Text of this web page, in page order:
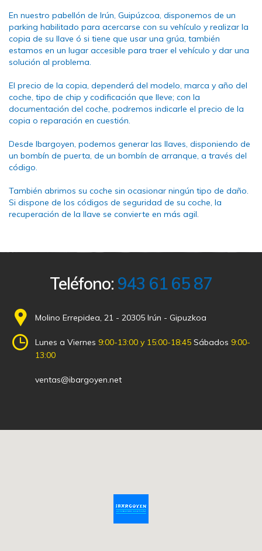
En nuestro pabellón de Irún, Guipúzcoa, disponemos de un
parking habilitado para acercarse con su vehículo y realizar la
copia de su llave ó si tiene que usar una grúa, también
estamos en un lugar accesible para traer el vehículo y dar una
solución al problema.
El precio de la copia, dependerá del modelo, marca y año del
coche, tipo de chip y codificación que lleve; con la
documentación del coche, podremos indicarle el precio de la
copia o reparación en cuestión.
Desde Ibargoyen, podemos generar las llaves, disponiendo de
un bombín de puerta, de un bombín de arranque, a través del
código.
También abrimos su coche sin ocasionar ningún tipo de daño.
Si dispone de los códigos de seguridad de su coche, la
recuperación de la llave se convierte en más agil.
Teléfono: 943 61 65 87
Molino Errepidea, 21 - 20305 Irún - Gipuzkoa
Lunes a Viernes 9:00-13:00 y 15:00-18:45 Sábados 9:00-
13:00
ventas@ibargoyen.net